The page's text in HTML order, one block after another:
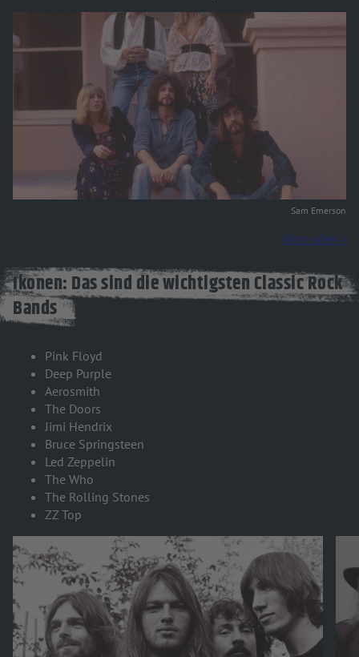
Sam Emerson
Nach oben >
Ikonen: Das sind die wichtigsten Classic Rock
Bands
Pink Floyd
Deep Purple
Aerosmith
The Doors
Jimi Hendrix
Bruce Springsteen
Led Zeppelin
The Who
The Rolling Stones
ZZ Top